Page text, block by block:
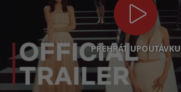
PŘEHRÁT UPOUTÁVKU